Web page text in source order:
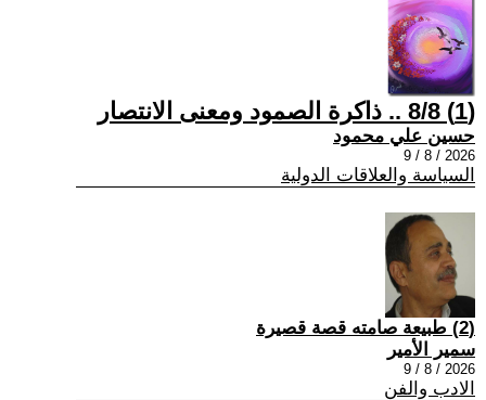
(1) 8/8 .. ذاكرة الصمود ومعنى الانتصار
حسين علي محمود
2026 / 8 / 9
السياسة والعلاقات الدولية
(2) طبيعة صامته قصة قصيرة
سمير الأمير
2026 / 8 / 9
الادب والفن